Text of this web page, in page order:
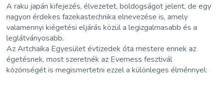
A raku japán kifejezés, élvezetet, boldogságot jelent, de egy
nagyon érdekes fazekastechnika elnevezése is, amely
valamennyi kiégetési eljárás közül a legizgalmasabb és a
leglátványosabb.
Az Artchaika Egyesület évtizedek óta mestere ennek az
égetésnek, most szeretnék az Everness fesztivál
közönségét is megismertetni ezzel a különleges élménnyel: